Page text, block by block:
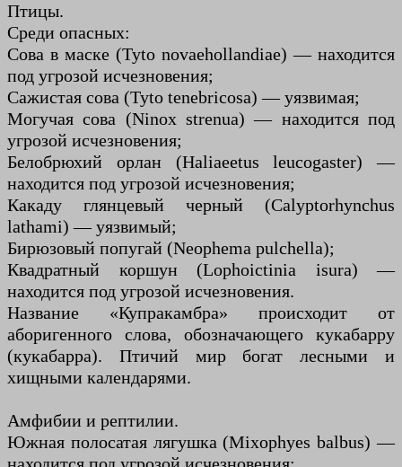
Птицы.
Среди опасных:
Сова в маске (Tyto novaehollandiae) — находится
под угрозой исчезновения;
Сажистая сова (Tyto tenebricosa) — уязвимая;
Могучая сова (Ninox strenua) — находится под
угрозой исчезновения;
Белобрюхий орлан (Haliaeetus leucogaster) —
находится под угрозой исчезновения;
Какаду глянцевый черный (Calyptorhynchus
lathami) — уязвимый;
Бирюзовый попугай (Neophema pulchella);
Квадратный коршун (Lophoictinia isura) —
находится под угрозой исчезновения.
Название «Купракамбра» происходит от
аборигенного слова, обозначающего кукабарру
(кукабарра). Птичий мир богат лесными и
хищными календарями.
Амфибии и рептилии.
Южная полосатая лягушка (Mixophyes balbus) —